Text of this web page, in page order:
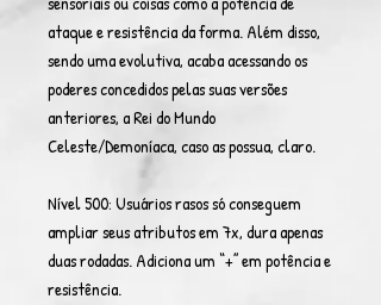
ataque e resistência da forma. Além disso,
sendo uma evolutiva, acaba acessando os
poderes concedidos pelas suas versões
anteriores, a Rei do Mundo
Celeste/Demoníaca, caso as possua, claro.
Nível 500: Usuários rasos só conseguem
ampliar seus atributos em 7x, dura apenas
duas rodadas. Adiciona um “+” em potência e
resistência.